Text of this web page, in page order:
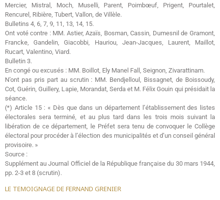
Mercier, Mistral, Moch, Muselli, Parent, Poimbœuf, Prigent, Pourtalet,
Rencurel, Ribière, Tubert, Vallon, de Villèle.
Bulletins 4, 6, 7, 9, 11, 13, 14, 15.
Ont voté contre : MM. Astier, Azaïs, Bosman, Cassin, Dumesnil de Gramont,
Francke, Gandelin, Giacobbi, Hauriou, Jean-Jacques, Laurent, Maillot,
Rucart, Valentino, Viard.
Bulletin 3.
En congé ou excusés : MM. Boillot, Ely Manel Fall, Seignon, Zivarattinam.
N’ont pas pris part au scrutin : MM. Bendjelloul, Bissagnet, de Boissoudy,
Cot, Guérin, Guillery, Lapie, Morandat, Serda et M. Félix Gouin qui présidait la
séance.
(*) Article 15 : « Dès que dans un département l’établissement des listes
électorales sera terminé, et au plus tard dans les trois mois suivant la
libération de ce département, le Préfet sera tenu de convoquer le Collège
électoral pour procéder à l’élection des municipalités et d’un conseil général
provisoire. »
Source :
Supplément au Journal Officiel de la République française du 30 mars 1944,
pp. 2-3 et 8 (scrutin).
LE TEMOIGNAGE DE FERNAND GRENIER